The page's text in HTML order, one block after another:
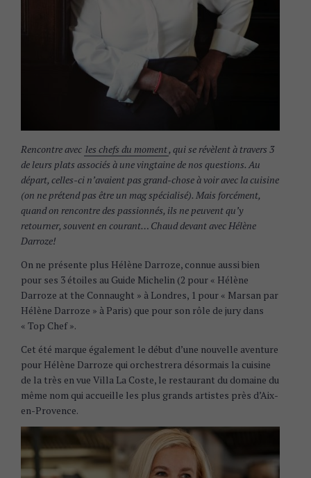
Rencontre avec les chefs du moment, qui se révèlent à travers 3
de leurs plats associés à une vingtaine de nos questions. Au
départ, celles-ci n’avaient pas grand-chose à voir avec la cuisine
(on ne prétend pas être un mag spécialisé). Mais forcément,
quand on rencontre des passionnés, ils ne peuvent qu’y
retourner, souvent en courant… Chaud devant avec Hélène
Darroze!
On ne présente plus Hélène Darroze, connue aussi bien
pour ses 3 étoiles au Guide Michelin (2 pour « Hélène
Darroze at the Connaught » à Londres, 1 pour « Marsan par
Hélène Darroze » à Paris) que pour son rôle de jury dans
« Top Chef ».
Cet été marque également le début d’une nouvelle aventure
pour Hélène Darroze qui orchestrera désormais la cuisine
de la très en vue Villa La Coste, le restaurant du domaine du
même nom qui accueille les plus grands artistes près d’Aix-
en-Provence.